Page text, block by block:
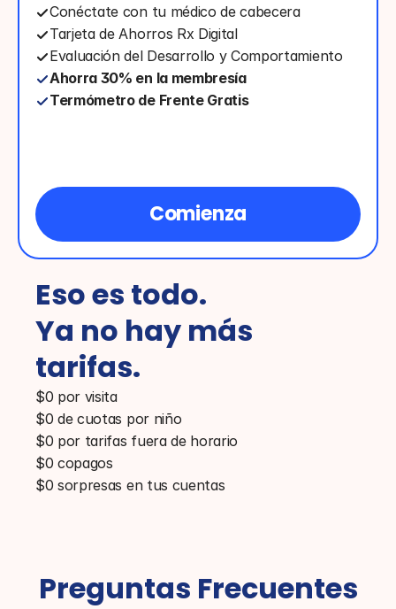
Conéctate con tu médico de cabecera
Tarjeta de Ahorros Rx Digital
Evaluación del Desarrollo y Comportamiento
Ahorra 30% en la membresía
Termómetro de Frente Gratis
Comienza
Eso es todo.
Ya no hay más
tarifas.
$0 por visita
$0 de cuotas por niño
$0 por tarifas fuera de horario
$0 copagos
$0 sorpresas en tus cuentas
Preguntas Frecuentes